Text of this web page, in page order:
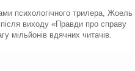
психологічного трилера, Жоель
виходу «Правди про справу
мільйонів вдячних читачів.